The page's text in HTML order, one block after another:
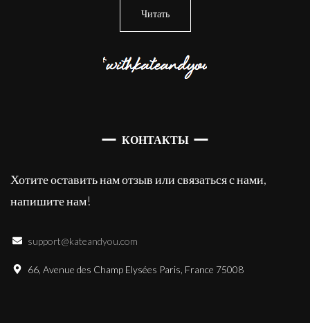
Читать
КОНТАКТЫ
Хотите оставить нам отзыв или связаться с нами,
напишите нам!
support@kateandyou.com
66, Avenue des Champ Elysées Paris, France 75008